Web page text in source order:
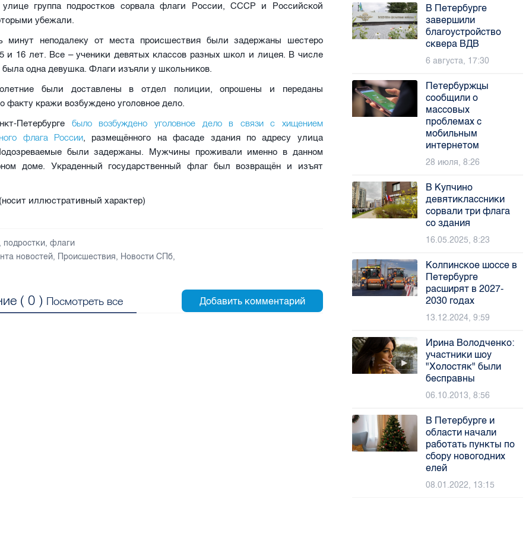
улице группа подростков сорвала флаги России, СССР и Российской
убежали.
минут неподалеку от места происшествия были задержаны шестеро
и 16 лет. Все – ученики девятых классов разных школ и лицея. В числе
одна девушка. Флаги изъяли у школьников.
были доставлены в отдел полиции, опрошены и переданы
факту кражи возбуждено уголовное дело.
Петербурге было возбуждено уголовное дело в связи с хищением
флага России, размещённого на фасаде здания по адресу улица
были задержаны. Мужчины проживали именно в данном
доме. Украденный государственный флаг был возвращён и изъят
иллюстративный характер)
, подростки,флаги
новостей, Происшествия, Новости СПб,
(0 ) Посмотреть все
В Петербурге
завершили
благоустройство
сквера ВДВ
6 августа, 17:30
Петербуржцы
сообщили о
массовых
проблемах с
мобильным
интернетом
28 июля, 8:26
В Купчино
девятиклассники
сорвали три флага
со здания
16.05.2025, 8:23
Колпинское шоссе в
Петербурге
расширят в 2027-
2030 годах
13.12.2024, 9:59
Ирина Володченко:
участники шоу
"Холостяк" были
бесправны
06.10.2013, 8:56
В Петербурге и
области начали
работать пункты по
сбору новогодних
елей
08.01.2022, 13:15